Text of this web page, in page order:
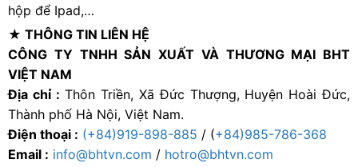
hộp để Ipad,…
★ THÔNG TIN LIÊN HỆ
CÔNG TY TNHH SẢN XUẤT VÀ THƯƠNG MẠI BHT
VIỆT NAM
Địa chỉ : Thôn Triền, Xã Đức Thượng, Huyện Hoài Đức,
Thành phố Hà Nội, Việt Nam.
Điện thoại : (+84)919-898-885 / (+84)985-786-368
Email : info@bhtvn.com / hotro@bhtvn.com